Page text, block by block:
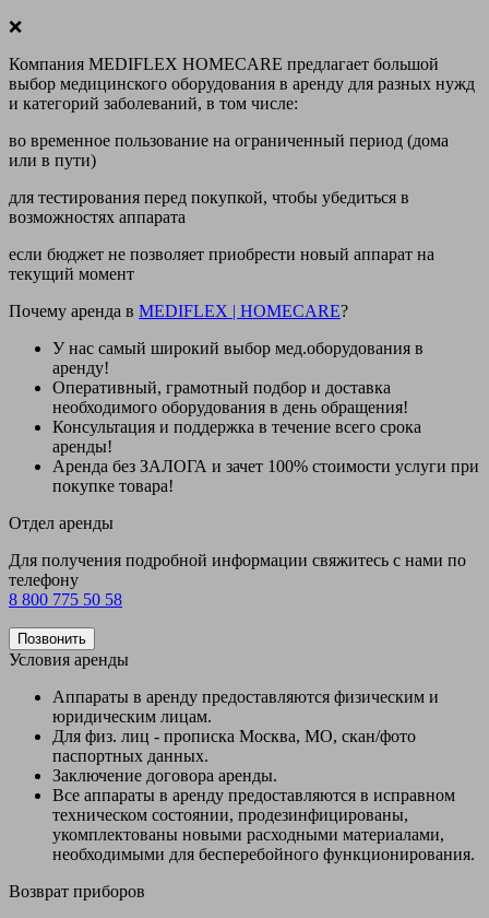
❌
Компания MEDIFLEX HOMECARE предлагает большой
выбор медицинского оборудования в аренду для разных нужд
и категорий заболеваний, в том числе:
во временное пользование на ограниченный период (дома
или в пути)
для тестирования перед покупкой, чтобы убедиться в
возможностях аппарата
если бюджет не позволяет приобрести новый аппарат на
текущий момент
Почему аренда в MEDIFLEX | HOMECARE?
У нас самый широкий выбор мед.оборудования в
аренду!
Оперативный, грамотный подбор и доставка
необходимого оборудования в день обращения!
Консультация и поддержка в течение всего срока
аренды!
Аренда без ЗАЛОГА и зачет 100% стоимости услуги при
покупке товара!
Отдел аренды
Для получения подробной информации свяжитесь с нами по
телефону
8 800 775 50 58
Позвонить
Условия аренды
Аппараты в аренду предоставляются физическим и
юридическим лицам.
Для физ. лиц - прописка Москва, МО, скан/фото
паспортных данных.
Заключение договора аренды.
Все аппараты в аренду предоставляются в исправном
техническом состоянии, продезинфицированы,
укомплектованы новыми расходными материалами,
необходимыми для бесперебойного функционирования.
Возврат приборов